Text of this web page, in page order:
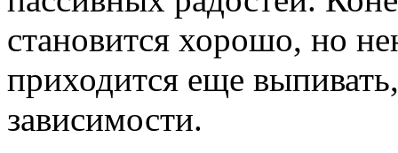
становится хорошо, но
приходится еще
зависимости.